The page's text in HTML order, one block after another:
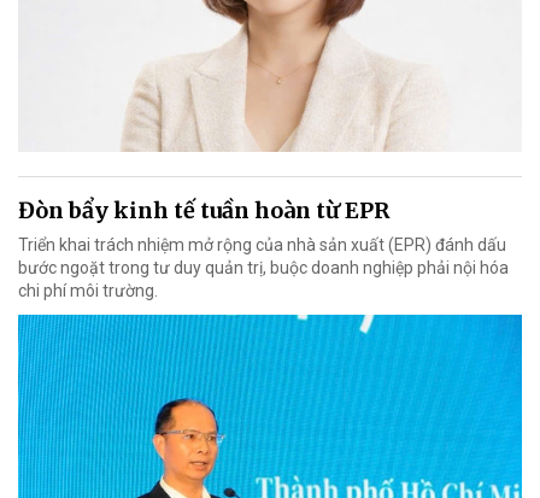
Đòn bẩy kinh tế tuần hoàn từ EPR
Triển khai trách nhiệm mở rộng của nhà sản xuất (EPR) đánh dấu
bước ngoặt trong tư duy quản trị, buộc doanh nghiệp phải nội hóa
chi phí môi trường.